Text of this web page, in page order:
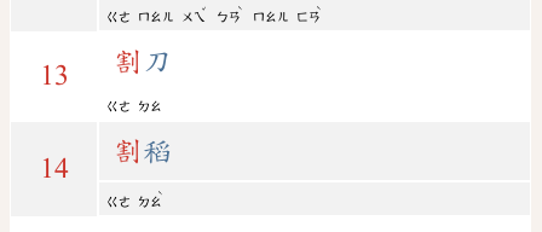
ㄍㄜ ㄇㄠㄦ ㄨㄟ
ˇ
ㄅㄢ
ˋ
ㄇㄠㄦ ㄈㄢ
ˋ
13 割 刀
ㄍㄜ ㄉㄠ
14
割稻
ㄍㄜ ㄉㄠ
ˋ